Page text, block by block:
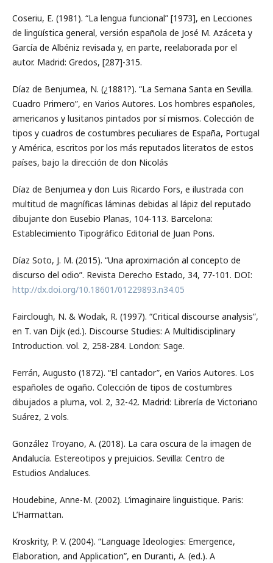
Coseriu, E. (1981). “La lengua funcional” [1973], en Lecciones
de lingüística general, versión española de José M. Azáceta y
García de Albéniz revisada y, en parte, reelaborada por el
autor. Madrid: Gredos, [287]-315.
Díaz de Benjumea, N. (¿1881?). “La Semana Santa en Sevilla.
Cuadro Primero”, en Varios Autores. Los hombres españoles,
americanos y lusitanos pintados por sí mismos. Colección de
tipos y cuadros de costumbres peculiares de España, Portugal
y América, escritos por los más reputados literatos de estos
países, bajo la dirección de don Nicolás
Díaz de Benjumea y don Luis Ricardo Fors, e ilustrada con
multitud de magníficas láminas debidas al lápiz del reputado
dibujante don Eusebio Planas, 104-113. Barcelona:
Establecimiento Tipográfico Editorial de Juan Pons.
Díaz Soto, J. M. (2015). “Una aproximación al concepto de
discurso del odio”. Revista Derecho Estado, 34, 77-101. DOI:
http://dx.doi.org/10.18601/01229893.n34.05
Fairclough, N. & Wodak, R. (1997). “Critical discourse analysis”,
en T. van Dijk (ed.). Discourse Studies: A Multidisciplinary
Introduction. vol. 2, 258-284. London: Sage.
Ferrán, Augusto (1872). “El cantador”, en Varios Autores. Los
españoles de ogaño. Colección de tipos de costumbres
dibujados a pluma, vol. 2, 32-42. Madrid: Librería de Victoriano
Suárez, 2 vols.
González Troyano, A. (2018). La cara oscura de la imagen de
Andalucía. Estereotipos y prejuicios. Sevilla: Centro de
Estudios Andaluces.
Houdebine, Anne-M. (2002). L’imaginaire linguistique. Paris:
L’Harmattan.
Kroskrity, P. V. (2004). “Language Ideologies: Emergence,
Elaboration, and Application”, en Duranti, A. (ed.). A